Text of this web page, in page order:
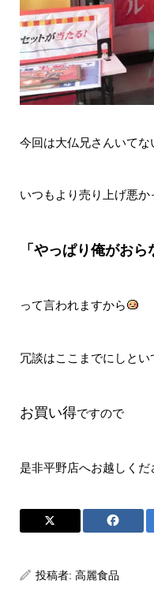
今回は大仏兄さんいてな
いつもより売り上げ悪か
「やっぱり俺がおら
って言われますから
冗談はここまでにしと
お買い得ですので
是非平野店へお越しくだ
投稿者: 高麗食品